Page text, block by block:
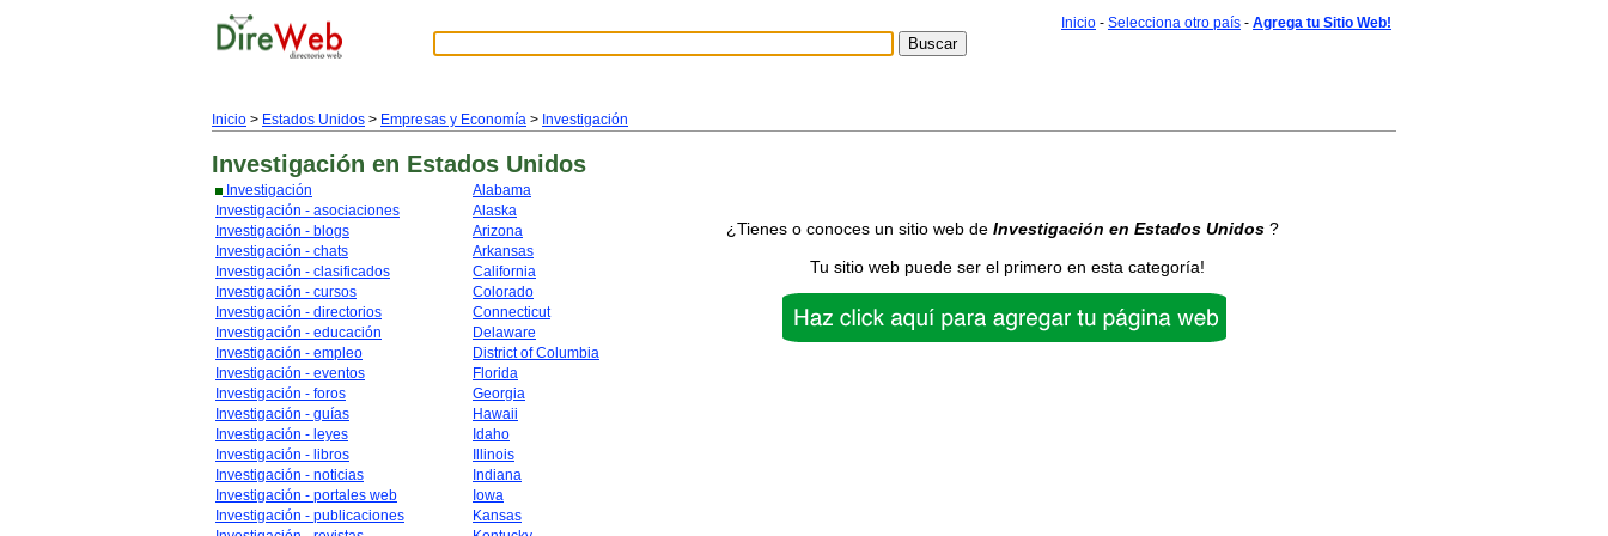
Inicio - Selecciona otro país - Agrega tu Sitio Web!
Inicio > Estados Unidos > Empresas y Economía > Investigación
Investigación en Estados Unidos
Investigación
Investigación - asociaciones
Investigación - blogs
Investigación - chats
Investigación - clasificados
Investigación - cursos
Investigación - directorios
Investigación - educación
Investigación - empleo
Investigación - eventos
Investigación - foros
Investigación - guías
Investigación - leyes
Investigación - libros
Investigación - noticias
Investigación - portales web
Investigación - publicaciones
Alabama
Alaska
Arizona
Arkansas
California
Colorado
Connecticut
Delaware
District of Columbia
Florida
Georgia
Hawaii
Idaho
Illinois
Indiana
Iowa
Kansas
¿Tienes o conoces un sitio web de Investigación en Estados Unidos?
Tu sitio web puede ser el primero en esta categoría!